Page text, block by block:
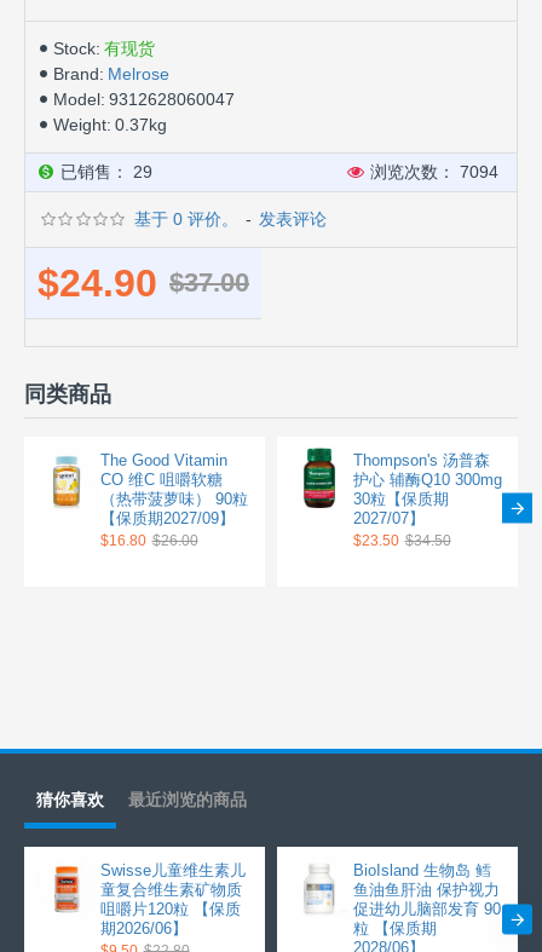
Stock: 有现货
Brand: Melrose
Model: 9312628060047
Weight: 0.37kg
已销售： 29 浏览次数： 7094
基于 0 评价。 - 发表评论
$24.90 $37.00
同类商品
The Good Vitamin
CO 维C 咀嚼软糖
（热带菠萝味） 90粒
【保质期2027/09】
$16.80 $26.00
Thompson's 汤普森
护心 辅酶Q10 300mg
30粒【保质期
2027/07】
$23.50 $34.50
猜你喜欢 最近浏览的商品
Swisse儿童维生素儿
童复合维生素矿物质
咀嚼片120粒 【保质
期2026/06】
BioIsland 生物岛 鳕
鱼油鱼肝油 保护视力
促进幼儿脑部发育 90
粒 【保质期
2028/06】